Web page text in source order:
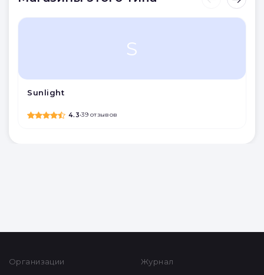
S
Sunlight
4.3•39 отзывов
Организации
Журнал